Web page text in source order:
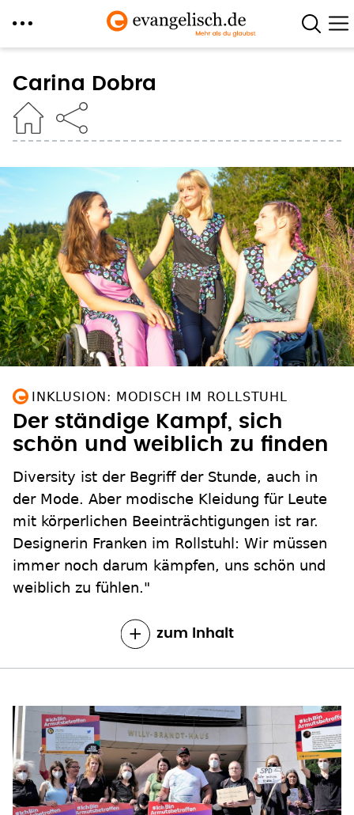
zum
Inhalt
Carina Dobra
INKLUSION: MODISCH IM ROLLSTUHL
Der ständige Kampf, sich
schön und weiblich zu finden
Diversity ist der Begriff der Stunde, auch in
der Mode. Aber modische Kleidung für Leute
mit körperlichen Beeinträchtigungen ist rar.
Designerin Franken im Rollstuhl: Wir müssen
immer noch darum kämpfen, uns schön und
weiblich zu fühlen."
zum Inhalt